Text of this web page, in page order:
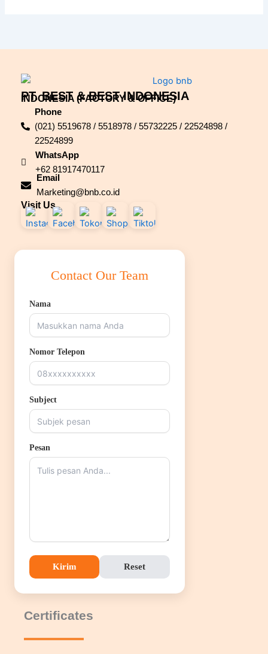
PT. BEST & BEST INDONESIA
INDONESIA (FACTORY & OFFICE)
Phone
(021) 5519678 / 5518978 / 55732225 / 22524898 /
22524899
WhatsApp
+62 81917470117
Email
Marketing@bnb.co.id
Visit Us
Contact Our Team
Nama
Nomor Telepon
Subject
Pesan
Kirim Reset
Certificates